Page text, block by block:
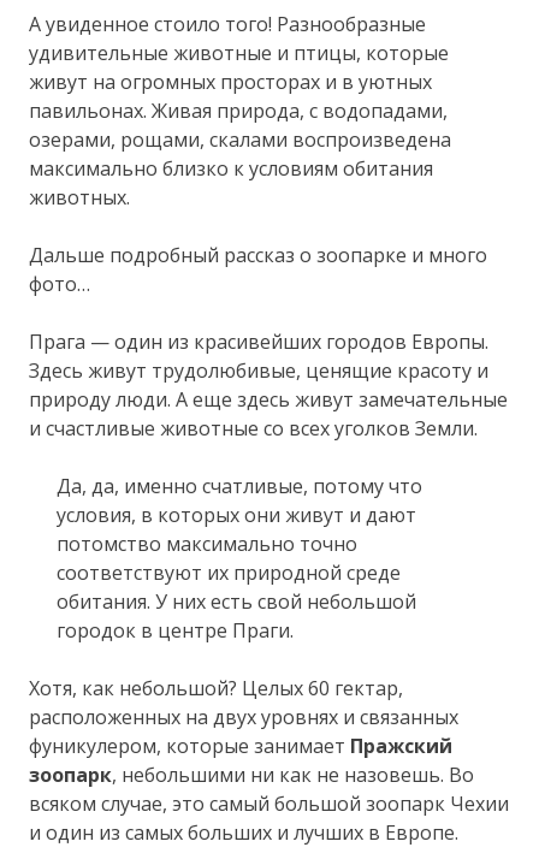
А увиденное стоило того! Разнообразные
удивительные животные и птицы, которые
живут на огромных просторах и в уютных
павильонах. Живая природа, с водопадами,
озерами, рощами, скалами воспроизведена
максимально близко к условиям обитания
животных.
Дальше подробный рассказ о зоопарке и много
фото…
Прага — один из красивейших городов Европы.
Здесь живут трудолюбивые, ценящие красоту и
природу люди. А еще здесь живут замечательные
и счастливые животные со всех уголков Земли.
Да, да, именно счатливые, потому что
условия, в которых они живут и дают
потомство максимально точно
соответствуют их природной среде
обитания. У них есть свой небольшой
городок в центре Праги.
Хотя, как небольшой? Целых 60 гектар,
расположенных на двух уровнях и связанных
фуникулером, которые занимает Пражский
зоопарк, небольшими ни как не назовешь. Во
всяком случае, это самый большой зоопарк Чехии
и один из самых больших и лучших в Европе.